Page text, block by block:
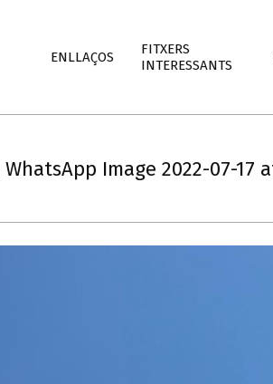
ENLLAÇOS
FITXERS
INTERESSANTS
WhatsApp Image 2022-07-17